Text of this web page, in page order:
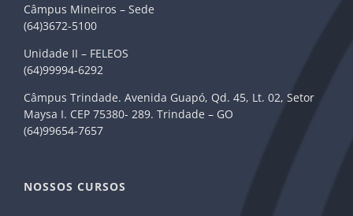
Câmpus Mineiros – Sede
(64)3672-5100
Unidade II – FELEOS
(64)99994-6292
Câmpus Trindade. Avenida Guapó, Qd. 45, Lt. 02, Setor
Maysa I. CEP 75380- 289. Trindade – GO
(64)99654-7657
NOSSOS CURSOS